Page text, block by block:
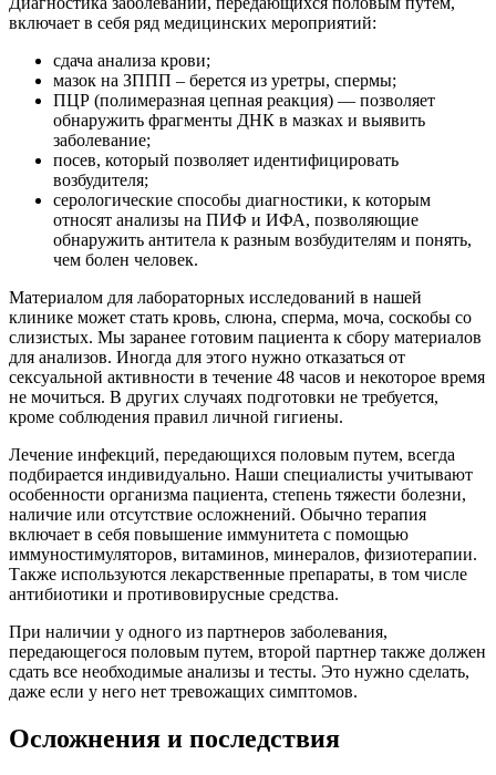
включает в себя ряд медицинских мероприятий:
сдача анализа крови;
мазок на ЗППП – берется из уретры, спермы;
ПЦР (полимеразная цепная реакция) — позволяет
обнаружить фрагменты ДНК в мазках и выявить
заболевание;
посев, который позволяет идентифицировать
возбудителя;
серологические способы диагностики, к которым
относят анализы на ПИФ и ИФА, позволяющие
обнаружить антитела к разным возбудителям и понять,
чем болен человек.
Материалом для лабораторных исследований в нашей
клинике может стать кровь, слюна, сперма, моча, соскобы со
слизистых. Мы заранее готовим пациента к сбору материалов
для анализов. Иногда для этого нужно отказаться от
сексуальной активности в течение 48 часов и некоторое время
не мочиться. В других случаях подготовки не требуется,
кроме соблюдения правил личной гигиены.
Лечение инфекций, передающихся половым путем, всегда
подбирается индивидуально. Наши специалисты учитывают
особенности организма пациента, степень тяжести болезни,
наличие или отсутствие осложнений. Обычно терапия
включает в себя повышение иммунитета с помощью
иммуностимуляторов, витаминов, минералов, физиотерапии.
Также используются лекарственные препараты, в том числе
антибиотики и противовирусные средства.
При наличии у одного из партнеров заболевания,
передающегося половым путем, второй партнер также должен
сдать все необходимые анализы и тесты. Это нужно сделать,
даже если у него нет тревожащих симптомов.
Осложнения и последствия